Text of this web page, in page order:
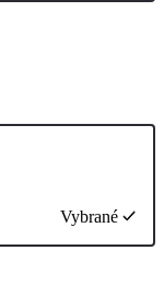
Vybrané